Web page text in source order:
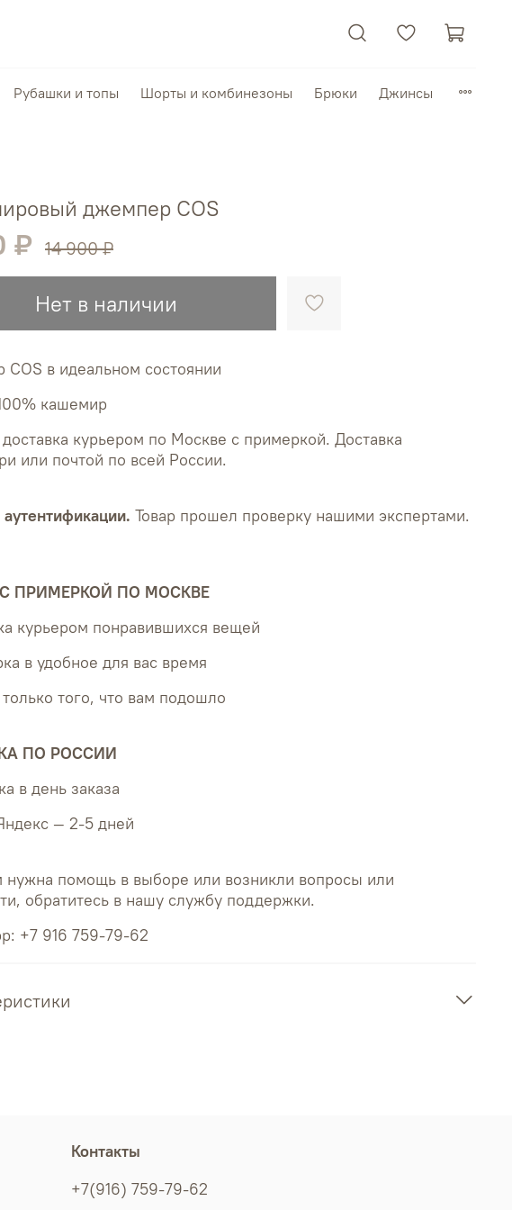
Рубашки и топы Шорты и комбинезоны Брюки Джинсы
джемпер COS
₽ 14 900 ₽
Нет в наличии
в идеальном состоянии
кашемир
курьером по Москве с примеркой. Доставка
или почтой по всей России.
аутентификации. Товар прошел проверку нашими экспертами.
С ПРИМЕРКОЙ ПО МОСКВЕ
курьером понравившихся вещей
в удобное для вас время
только того, что вам подошло
ПО РОССИИ
в день заказа
— 2-5 дней
нужна помощь в выборе или возникли вопросы или
обратитесь в нашу службу поддержки.
+7 916 759-79-62
Контакты
+7(916) 759-79-62